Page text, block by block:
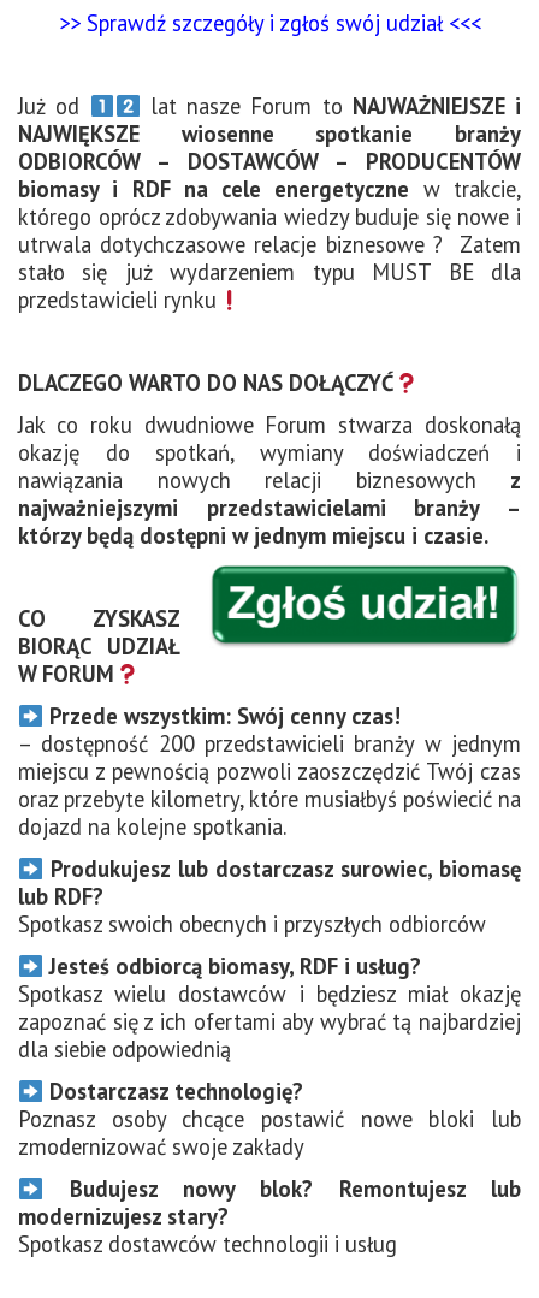
>> Sprawdź szczegóły i zgłoś swój udział <<<
Już od lat nasze Forum to NAJWAŻNIEJSZE i
NAJWIĘKSZE wiosenne spotkanie branży
ODBIORCÓW – DOSTAWCÓW – PRODUCENTÓW
biomasy i RDF na cele energetyczne w trakcie,
którego oprócz zdobywania wiedzy buduje się nowe i
utrwala dotychczasowe relacje biznesowe ? Zatem
stało się już wydarzeniem typu MUST BE dla
przedstawicieli rynku
DLACZEGO WARTO DO NAS DOŁĄCZYĆ
Jak co roku dwudniowe Forum stwarza doskonałą
okazję do spotkań, wymiany doświadczeń i
nawiązania nowych relacji biznesowych z
najważniejszymi przedstawicielami branży –
którzy będą dostępni w jednym miejscu i czasie.
CO ZYSKASZ
BIORĄC UDZIAŁ
W FORUM
Przede wszystkim: Swój cenny czas!
– dostępność 200 przedstawicieli branży w jednym
miejscu z pewnością pozwoli zaoszczędzić Twój czas
oraz przebyte kilometry, które musiałbyś poświecić na
dojazd na kolejne spotkania.
Produkujesz lub dostarczasz surowiec, biomasę
lub RDF?
Spotkasz swoich obecnych i przyszłych odbiorców
Jesteś odbiorcą biomasy, RDF i usług?
Spotkasz wielu dostawców i będziesz miał okazję
zapoznać się z ich ofertami aby wybrać tą najbardziej
dla siebie odpowiednią
Dostarczasz technologię?
Poznasz osoby chcące postawić nowe bloki lub
zmodernizować swoje zakłady
Budujesz nowy blok? Remontujesz lub
modernizujesz stary?
Spotkasz dostawców technologii i usług